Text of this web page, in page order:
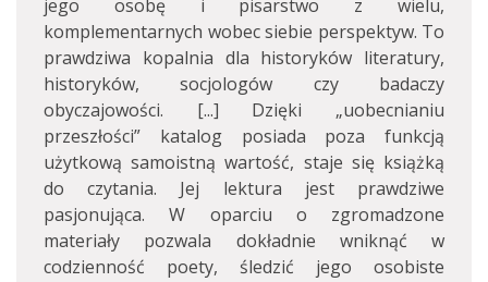
jego osobę i pisarstwo z wielu,
komplementarnych wobec siebie perspektyw. To
prawdziwa kopalnia dla historyków literatury,
historyków, socjologów czy badaczy
obyczajowości. [...] Dzięki „uobecnianiu
przeszłości” katalog posiada poza funkcją
użytkową samoistną wartość, staje się książką
do czytania. Jej lektura jest prawdziwe
pasjonująca. W oparciu o zgromadzone
materiały pozwala dokładnie wniknąć w
codzienność poety, śledzić jego osobiste